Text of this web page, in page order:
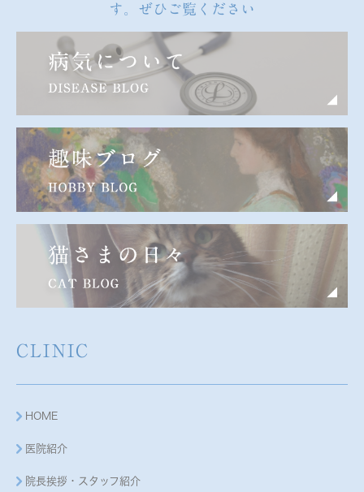
す。ぜひご覧ください
CLINIC
HOME
医院紹介
院長挨拶・スタッフ紹介